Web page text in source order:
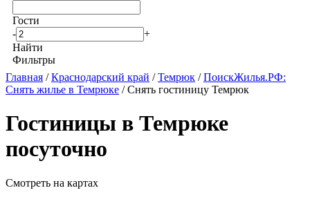
Гости
-
+
Найти
Фильтры
Главная /Краснодарский край /Темрюк /ПоискЖилья.РФ:
Снять жилье в Темрюке / Снять гостиницу Темрюк
Гостиницы в Темрюке
посуточно
Смотреть на картах